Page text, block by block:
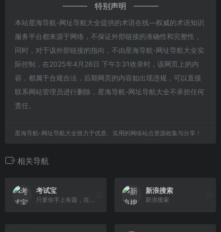
特别声明
本站星海导航-网址导航大全提供的术语在线—权威的术语知识
服务平台都来源于网络，不保证外部链接的准确性和完整性，
同时，对于该外部链接的指向，不由星海导航-网址导航大全实
际控制，在2025年4月28日 下午3:31收录时，该网页上的内
容，都属于合规合法，后期网页的内容如出现违规，可以直接
联系网站管理员进行删除，星海导航-网址导航大全不承担任何
责任。
星海导航-网址导航大全致力于优质、实用的网络站点资源收集与分享！
相关导航
考试宝
只要你手上有题，在电脑就能轻松的导入试题，就可以在手机上愉快的刷题啦。一键搜索百万张已导入试卷，让试卷不在隐形化。工作题、职 业考试、职称考试、课程学 习题公开资源，人人都能刷到自己的题。
新浪搜索
新浪搜索